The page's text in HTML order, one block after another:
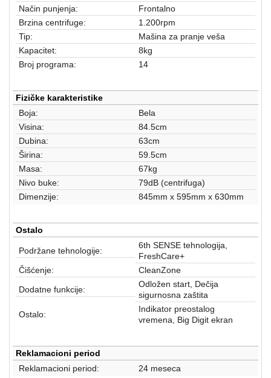
Sve
kategorije
Način punjenja:
Frontalno
Brzina centrifuge:
1.200rpm
Tip:
Mašina za pranje veša
Kapacitet:
8kg
Broj programa:
14
Fizičke karakteristike
Boja:
Bela
Visina:
84.5cm
Dubina:
63cm
Širina:
59.5cm
Masa:
67kg
Nivo buke:
79dB (centrifuga)
Dimenzije:
845mm x 595mm x 630mm
Ostalo
Podržane tehnologije:
6th SENSE tehnologija,
FreshCare+
Čišćenje:
CleanZone
Dodatne funkcije:
Odložen start, Dečija
sigurnosna zaštita
Ostalo:
Indikator preostalog
vremena, Big Digit ekran
Reklamacioni period
Reklamacioni period:
24 meseca